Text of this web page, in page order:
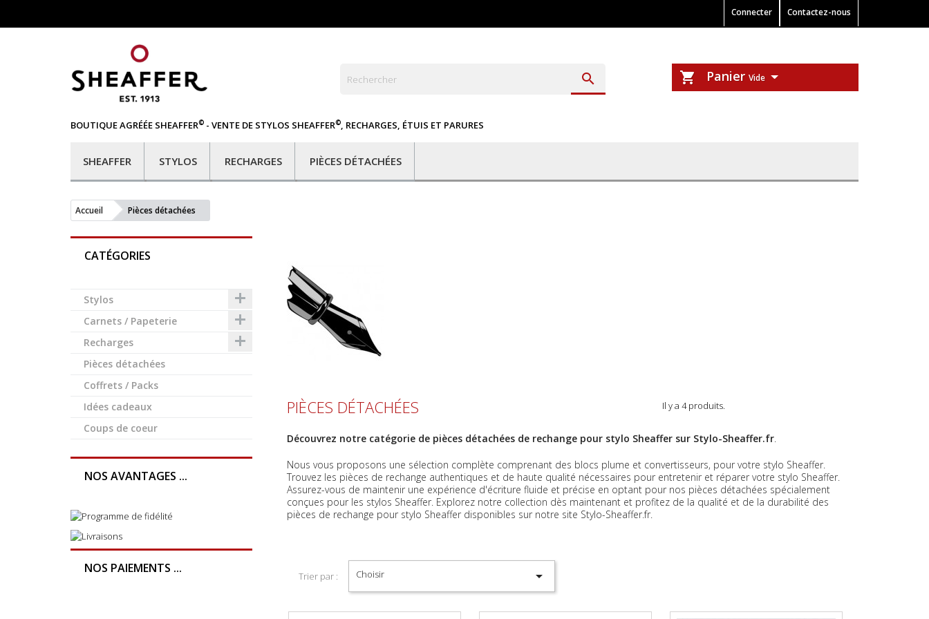
Connecter Contactez-nous
 shopping_cart Panier Vide
BOUTIQUE AGRÉÉE SHEAFFER© - VENTE DE STYLOS SHEAFFER©, RECHARGES, ÉTUIS ET PARURES
SHEAFFER STYLOS RECHARGES PIÈCES DÉTACHÉES
Accueil Pièces détachées
CATÉGORIES
Stylos 
Carnets / Papeterie 
Recharges 
Pièces détachées
Coffrets / Packs
Idées cadeaux
Coups de coeur
NOS AVANTAGES ...
NOS PAIEMENTS ...
PIÈCES DÉTACHÉES Il y a 4 produits.
Découvrez notre catégorie de pièces détachées de rechange pour stylo Sheaffer sur Stylo-Sheaffer.fr.
Nous vous proposons une sélection complète comprenant des blocs plume et convertisseurs, pour votre stylo Sheaffer.
Trouvez les pièces de rechange authentiques et de haute qualité nécessaires pour entretenir et réparer votre stylo Sheaffer.
Assurez-vous de maintenir une expérience d'écriture fluide et précise en optant pour nos pièces détachées spécialement
conçues pour les stylos Sheaffer. Explorez notre collection dès maintenant et profitez de la qualité et de la durabilité des
pièces de rechange pour stylo Sheaffer disponibles sur notre site Stylo-Sheaffer.fr.
Trier par : Choisir 